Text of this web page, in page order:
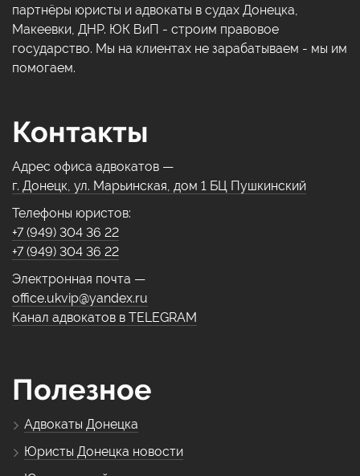
партнёры юристы и адвокаты в судах Донецка,
Макеевки, ДНР. ЮК ВиП - строим правовое
государство. Мы на клиентах не зарабатываем - мы им
помогаем.
Контакты
Адрес офиса адвокатов —
г. Донецк, ул. Марьинская, дом 1 БЦ Пушкинский
Телефоны юристов:
+7 (949) 304 36 22
+7 (949) 304 36 22
Электронная почта —
office.ukvip@yandex.ru
Канал адвокатов в TELEGRAM
Полезное
Адвокаты Донецка
Юристы Донецка новости